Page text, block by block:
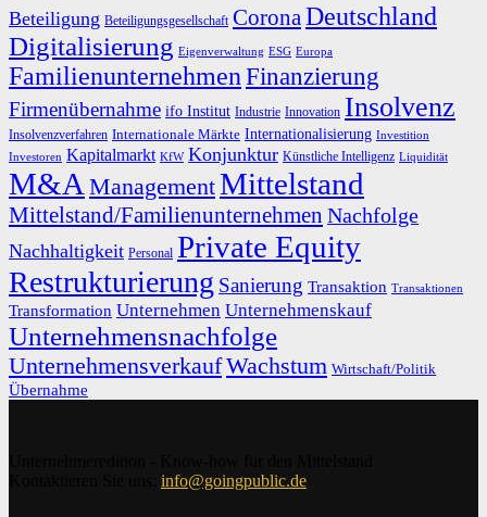
Beteiligung Beteiligungsgesellschaft Corona Deutschland
Digitalisierung Eigenverwaltung ESG Europa
Familienunternehmen Finanzierung
Firmenübernahme ifo Institut Industrie Innovation Insolvenz
Insolvenzverfahren Internationale Märkte Internationalisierung Investition
Investoren Kapitalmarkt KfW Konjunktur Künstliche Intelligenz Liquidität
M&A ManagementMittelstand
Mittelstand/Familienunternehmen Nachfolge
Nachhaltigkeit Personal Private Equity
Restrukturierung Sanierung Transaktion Transaktionen
Transformation Unternehmen Unternehmenskauf
Unternehmensnachfolge
UnternehmensverkaufWachstum Wirtschaft/Politik
Übernahme
info@goingpublic.de